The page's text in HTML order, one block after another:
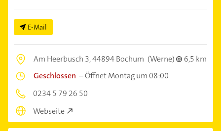
E-Mail
Am Heerbusch 3,44894 Bochum (Werne)
6,5 km
Geschlossen –Öffnet Montag um 08:00
0234 5 79 26 50
Webseite